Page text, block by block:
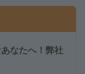
なたへ！弊社